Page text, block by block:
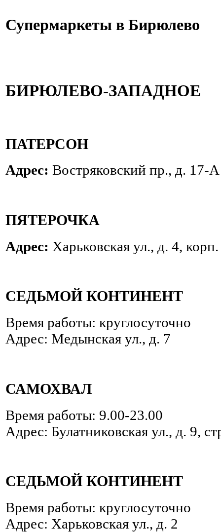
Супермаркеты в Бирюлево
БИРЮЛЕВО-ЗАПАДНОЕ
ПАТЕРСОН
Адрес: Востряковский пр., д. 17-А
ПЯТЕРОЧКА
Адрес: Харьковская ул., д. 4,
СЕДЬМОЙ КОНТИНЕНТ
Время работы: круглосуточно
Адрес: Медынская ул., д. 7
САМОХВАЛ
Время работы: 9.00-23.00
Адрес: Булатниковская ул., д. 9,
СЕДЬМОЙ КОНТИНЕНТ
Время работы: круглосуточно
Адрес: Харьковская ул., д. 2